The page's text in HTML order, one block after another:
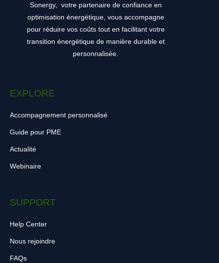
Sonergy,
votre partenaire de confiance en
optimisation énergétique, vous accompagne
pour réduire vos coûts tout en facilitant votre
transition énergétique de manière durable et
personnalisée.
EXPLORE
Accompagnement personnalisé
Guide pour PME
Actualité
Webinaire
SUPPORT
Help Center
Nous rejoindre
FAQs